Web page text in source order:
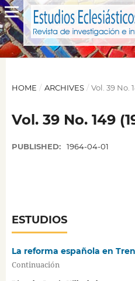
HOME / ARCHIVES / Vol. 39 No.
Vol. 39 No. 149
PUBLISHED: 1964-04-01
ESTUDIOS
La reforma española en
Continuación